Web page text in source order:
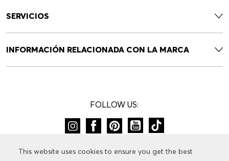
This website uses cookies to ensure you get the best
This website uses cookies to ensure you get the best
SERVICIOS
INFORMACIÓN RELACIONADA CON LA MARCA
FOLLOW US:
CAMBIAR DE PAÍS: